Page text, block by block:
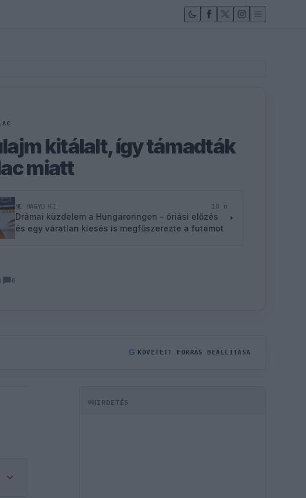
kitálalt, így támadták
miatt
NE HAGYD KI 10 n
Drámai küzdelem a Hungaroringen – óriási előzés
és egy váratlan kiesés is megfűszerezte a futamot
0
G KÖVETETT FORRÁS BEÁLLÍTÁSA
HIRDETÉS